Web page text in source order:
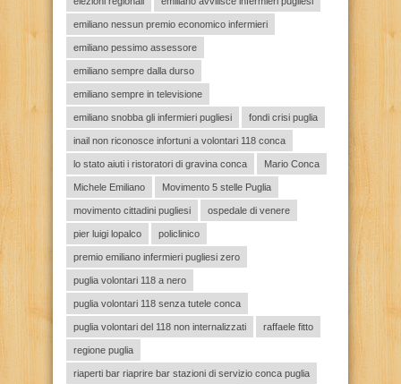
emiliano nessun premio economico infermieri
emiliano pessimo assessore
emiliano sempre dalla durso
emiliano sempre in televisione
emiliano snobba gli infermieri pugliesi fondi crisi puglia
inail non riconosce infortuni a volontari 118 conca
lo stato aiuti i ristoratori di gravina conca Mario Conca
Michele Emiliano Movimento 5 stelle Puglia
movimento cittadini pugliesi ospedale di venere
pier luigi lopalco policlinico
premio emiliano infermieri pugliesi zero
puglia volontari 118 a nero
puglia volontari 118 senza tutele conca
puglia volontari del 118 non internalizzati raffaele fitto
regione puglia
riaperti bar riaprire bar stazioni di servizio conca puglia